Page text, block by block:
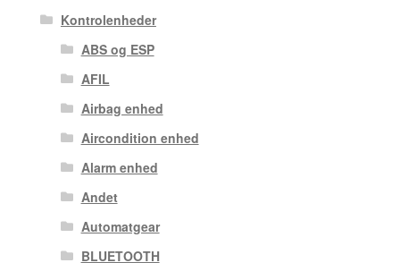
Kontrolenheder
ABS og ESP
AFIL
Airbag enhed
Aircondition enhed
Alarm enhed
Andet
Automatgear
BLUETOOTH